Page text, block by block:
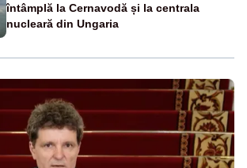
întâmplă la Cernavodă și la centrala
nucleară din Ungaria